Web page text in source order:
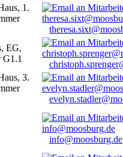
1.
EG,
G1.1
3.
info@moosburg.de